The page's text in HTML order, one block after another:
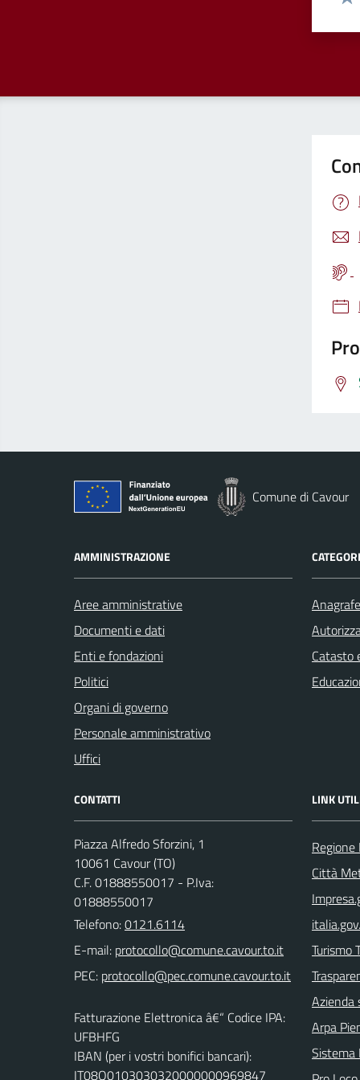
Comune di Cavour
AMMINISTRAZIONE
Aree amministrative
Documenti e dati
Enti e fondazioni
Politici
Organi di governo
Personale amministrativo
Uffici
Catasto
CONTATTI
Piazza Alfredo Sforzini, 1
10061 Cavour (TO)
C.F. 01888550017 - P.Iva:
01888550017
Telefono:0121.6114
E-mail:
PEC:
Fatturazione Elettronica â€“ Codice IPA:
UFBHFG
IBAN (per i vostri bonifici bancari):
IT08Q0103030320000000969847
LINK
Città
Turismo
Azienda
Arpa
Sistema